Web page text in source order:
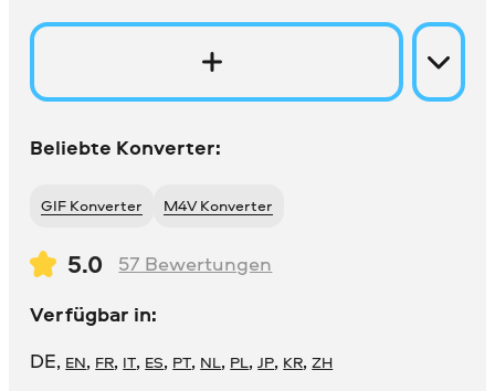
Beliebte Konverter:
GIF Konverter M4V Konverter
5.0 57 Bewertungen
Verfügbar in:
DE, EN, FR, IT, ES, PT, NL, PL,JP, KR,ZH